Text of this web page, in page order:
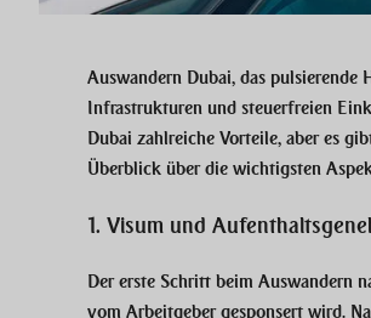
Auswandern Dubai, das pulsierende
Infrastrukturen und steuerfreien
Dubai zahlreiche Vorteile, aber es
Überblick über die wichtigsten
1. Visum und
Der erste Schritt beim Auswandern
vom Arbeitgeber gesponsert wird.